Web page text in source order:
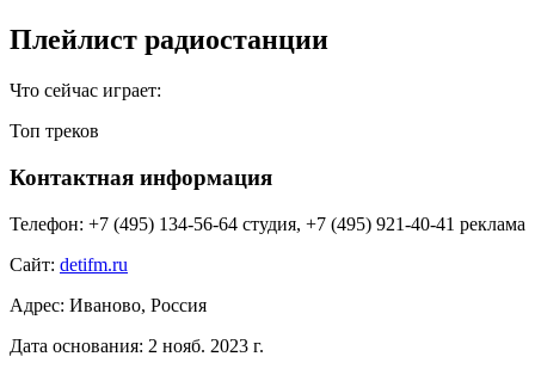
Плейлист радиостанции
Что сейчас играет:
Топ треков
Контактная информация
Телефон: +7 (495) 134-56-64 студия, +7 (495) 921-40-41 реклама
Сайт: detifm.ru
Адрес: Иваново, Россия
Дата основания: 2 нояб. 2023 г.